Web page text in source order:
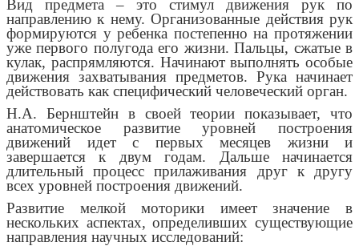
Вид предмета – это стимул движения рук по
направлению к нему. Организованные действия рук
формируются у ребенка постепенно на протяжении
уже первого полугода его жизни. Пальцы, сжатые в
кулак, распрямляются. Начинают выполнять особые
движения захватывания предметов. Рука начинает
действовать как специфический человеческий орган.
Н.А. Бернштейн в своей теории показывает, что
анатомическое развитие уровней построения
движений идет с первых месяцев жизни и
завершается к двум годам. Дальше начинается
длительный процесс прилаживания друг к другу
всех уровней построения движений.
Развитие мелкой моторики имеет значение в
нескольких аспектах, определивших существующие
направления научных исследований: